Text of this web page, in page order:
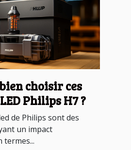
choisir ces
Philips H7 ?
de Philips sont des
un impact
termes...